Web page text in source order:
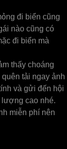
đi biển cũng
nào cũng có
đi biển mà
thấy choáng
tải ngay ảnh
và gửi đến hội
cao nhé.
miễn phí nên